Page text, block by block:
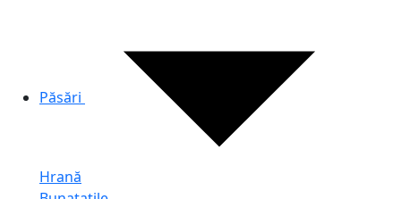
Păsări
Hrană